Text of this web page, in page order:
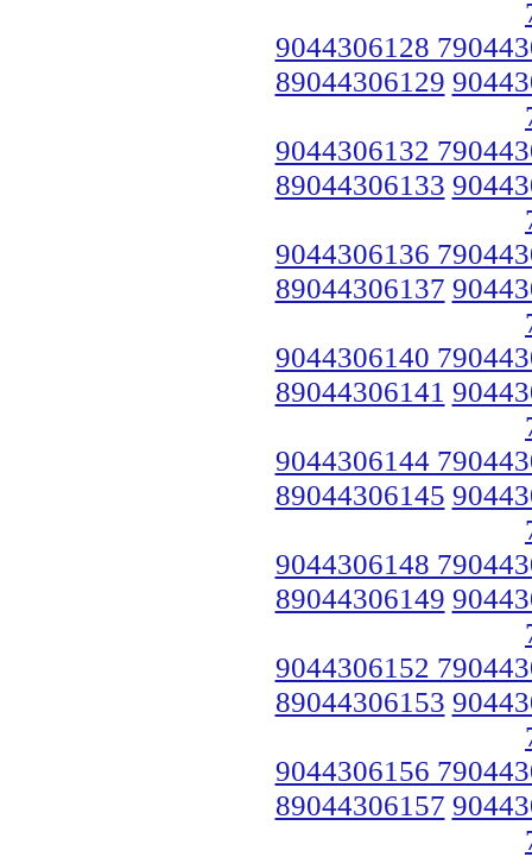
9044306128
89044306129
9044306132
89044306133
9044306136
89044306137
9044306140
89044306141
9044306144
89044306145
9044306148
89044306149
9044306152
89044306153
9044306156
89044306157